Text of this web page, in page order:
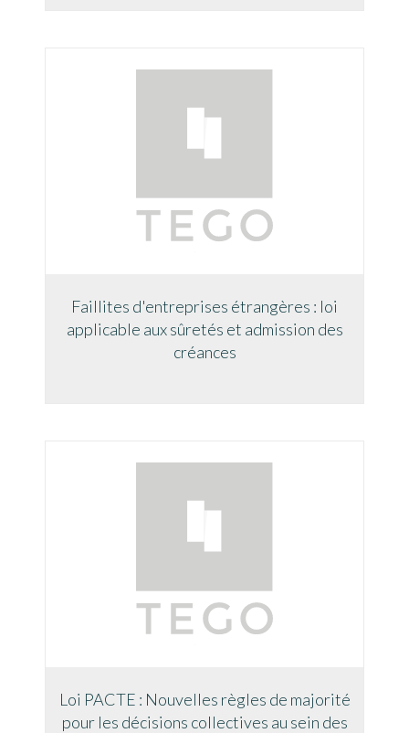
Faillites d'entreprises étrangères : loi
applicable aux sûretés et admission des
créances
Loi PACTE : Nouvelles règles de majorité
pour les décisions collectives au sein des